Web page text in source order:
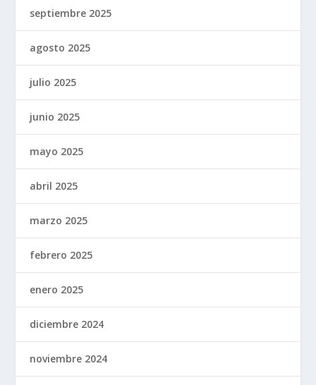
septiembre 2025
agosto 2025
julio 2025
junio 2025
mayo 2025
abril 2025
marzo 2025
febrero 2025
enero 2025
diciembre 2024
noviembre 2024